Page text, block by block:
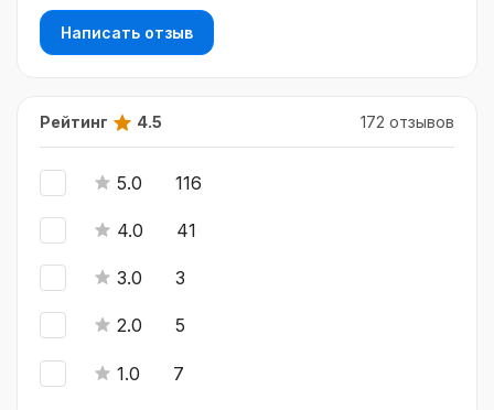
Написать отзыв
Рейтинг 4.5 172 отзывов
5.0 116
4.0 41
3.0 3
2.0 5
1.0 7